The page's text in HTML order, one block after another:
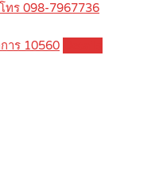
ทร 098-7967736
าร 10560